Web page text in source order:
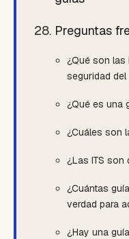
Preguntas
¿Qué son
seguridad del
¿Qué es una
¿Cuáles son
¿Las ITS son
¿Cuántas
verdad para
¿Hay una